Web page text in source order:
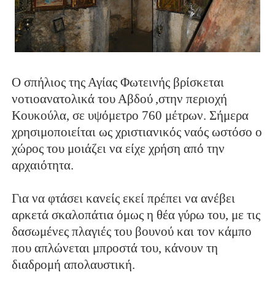
Ο σπήλιος της Αγίας Φωτεινής βρίσκεται
νοτιοανατολικά του Αβδού ,στην περιοχή
Κουκούλα, σε υψόμετρο 760 μέτρων. Σήμερα
χρησιμοποιείται ως χριστιανικός ναός ωστόσο ο
χώρος του μοιάζει να είχε χρήση από την
αρχαιότητα.
Για να φτάσει κανείς εκεί πρέπει να ανέβει
αρκετά σκαλοπάτια όμως η θέα γύρω του, με τις
δασωμένες πλαγιές του βουνού και τον κάμπο
που απλώνεται μπροστά του, κάνουν τη
διαδρομή απολαυστική.